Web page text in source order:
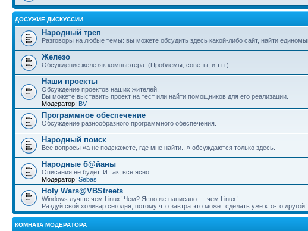
ДОСУЖИЕ ДИСКУССИИ
Народный треп
Разговоры на любые темы: вы можете обсудить здесь какой-либо сайт, найти
Железо
Обсуждение железяк компьютера. (Проблемы, советы, и т.п.)
Наши проекты
Обсуждение проектов наших жителей.
Вы можете выставить проект на тест или найти помощников для его реализации.
Модератор: BV
Программное обеспечение
Обсуждение разнообразного программного обеспечения.
Народный поиск
Все вопросы «а не подскажете, где мне найти...» обсуждаются только здесь.
Народные б@йаны
Описания не будет. И так, все ясно.
Модератор: Sebas
Holy Wars@VBStreets
Windows лучше чем Linux! Чем? Ясно же написано — чем Linux!
Раздуй свой холивар сегодня, потому что завтра это может сделать уже кто-то другой!
КОМНАТА МОДЕРАТОРА